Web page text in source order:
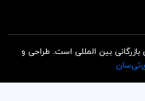
بین المللی است. طراحی و